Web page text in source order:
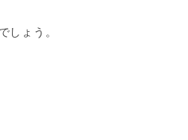
しょう。